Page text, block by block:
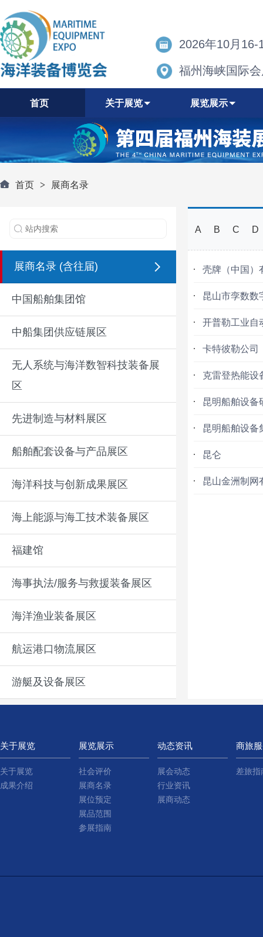
2026年10月16-
福州海峡国际
首页 关于展览 展览展示
首页 > 展商名录
展商名录 (含往届)
中国船舶集团馆
中船集团供应链展区
无人系统与海洋数智科技装备展
区
先进制造与材料展区
船舶配套设备与产品展区
海洋科技与创新成果展区
海上能源与海工技术装备展区
福建馆
海事执法/服务与救援装备展区
海洋渔业装备展区
航运港口物流展区
游艇及设备展区
A B C D
壳牌（中国）
昆山市孪数数
开普勒工业自
卡特彼勒公司
克雷登热能设
昆明船舶设备
昆明船舶设备
昆仑
昆山金洲制网
关于展览
关于展览
成果介绍
展览展示
社会评价
展商名录
展位预定
展品范围
参展指南
动态资讯
展会动态
行业资讯
展商动态
商旅
差旅指